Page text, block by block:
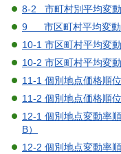
8-2 市町村別平均変動
9 市区町村平均変動
10-1 市区町村平均変
10-2 市区町村平均変
11-1 個別地点価格順
11-2 個別地点価格順
12-1 個別地点変動率
B）
12-2 個別地点変動率